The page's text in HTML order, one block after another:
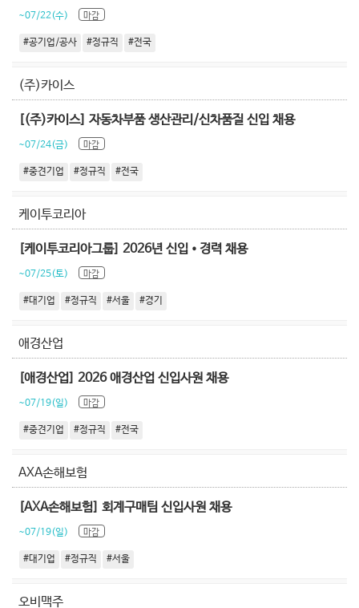
~07/22(수) 마감
#공기업/공사 #정규직 #전국
(주)카이스
[(주)카이스] 자동차부품 생산관리/신차품질 신입 채용
~07/24(금) 마감
#중견기업 #정규직 #전국
케이투코리아
[케이투코리아그룹] 2026년 신입•경력 채용
~07/25(토) 마감
#대기업 #정규직 #서울 #경기
애경산업
[애경산업] 2026 애경산업 신입사원 채용
~07/19(일) 마감
#중견기업 #정규직 #전국
AXA손해보험
[AXA손해보험] 회계구매팀 신입사원 채용
~07/19(일) 마감
#대기업 #정규직 #서울
오비맥주